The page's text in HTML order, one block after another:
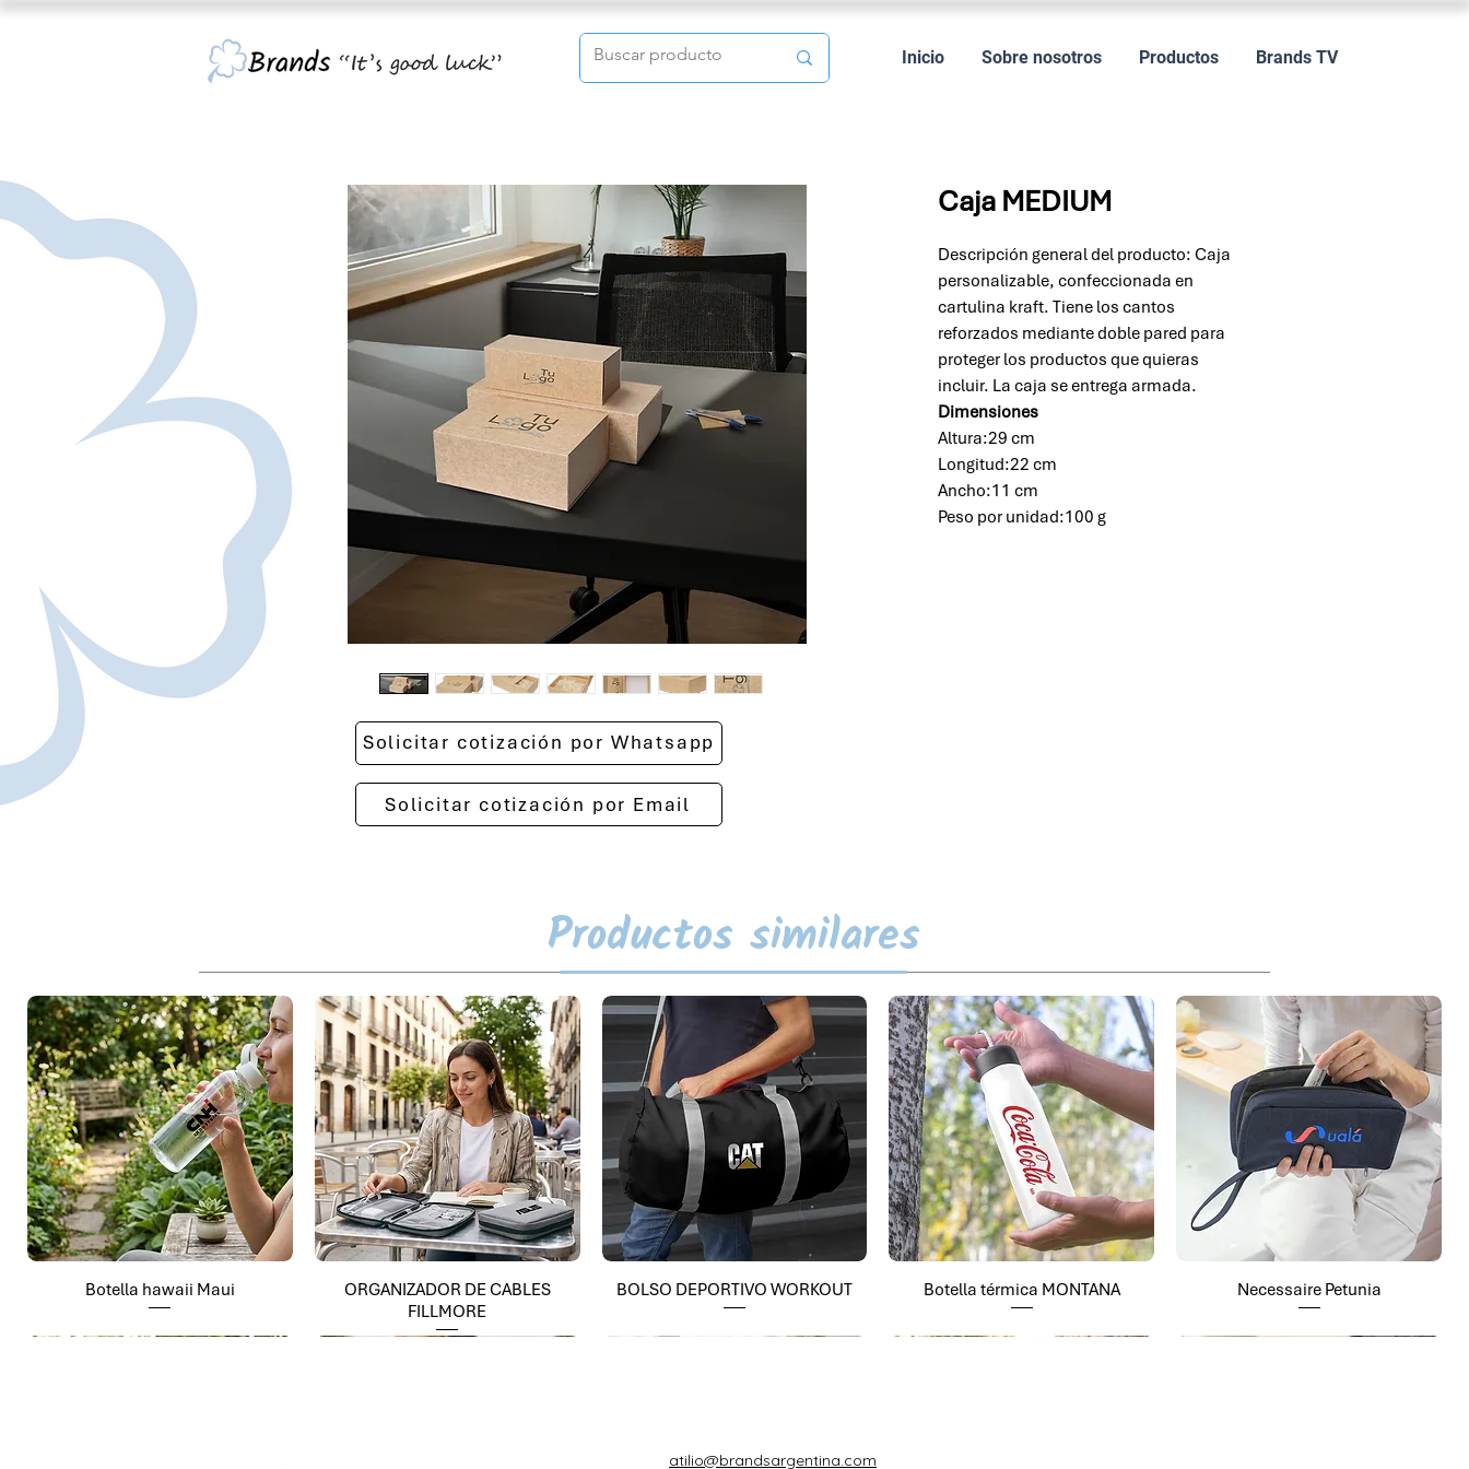
Inicio Sobre nosotros Productos Brands TV
Caja MEDIUM
Descripción general del producto: Caja
personalizable, confeccionada en
cartulina kraft. Tiene los cantos
reforzados mediante doble pared para
proteger los productos que quieras
incluir. La caja se entrega armada.
Dimensiones
Altura:29 cm
Longitud:22 cm
Ancho:11 cm
Peso por unidad:100 g
Solicitar cotización por Whatsapp
Solicitar cotización por Email
Productos similares
Botella hawaii Maui
ORGANIZADOR DE CABLES
FILLMORE
BOLSO DEPORTIVO WORKOUT Botella térmica MONTANA Necessaire Petunia
atilio@brandsargentina.com